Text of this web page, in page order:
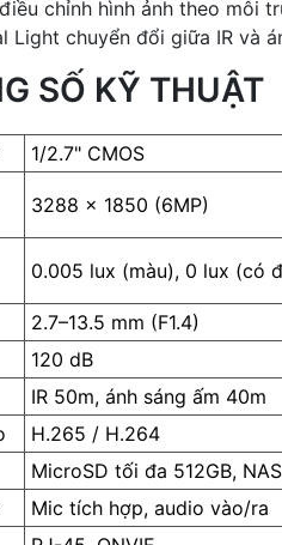
chỉnh hình ảnh theo môi
Light chuyển đổi giữa IR và
SỐ KỸ THUẬT
1/2.7" CMOS
3288 × 1850 (6MP)
0.005 lux (màu), 0 lux (có
2.7–13.5 mm (F1.4)
120 dB
IR 50m, ánh sáng ấm 40m
H.265 / H.264
MicroSD tối đa 512GB,
Mic tích hợp, audio vào/ra